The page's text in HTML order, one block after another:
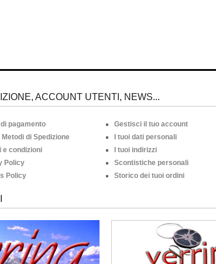
ACCOUNT UTENTI, NEWS...
pagamento
di Spedizione
e condizioni
Policy
Policy
Gestisci il tuo account
I tuoi dati personali
I tuoi indirizzi
Scontistiche personali
Storico dei tuoi ordini